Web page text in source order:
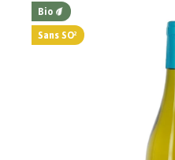
Bio
Sans SO²